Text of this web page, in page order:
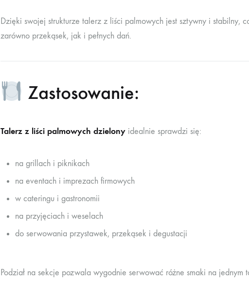
Dzięki swojej strukturze talerz z liści palmowych jest sztywny i stabilny,
zarówno przekąsek, jak i pełnych dań.
Zastosowanie:
Talerz z liści palmowych dzielony idealnie sprawdzi się:
na grillach i piknikach
na eventach i imprezach firmowych
w cateringu i gastronomii
na przyjęciach i weselach
do serwowania przystawek, przekąsek i degustacji
Podział na sekcje pozwala wygodnie serwować różne smaki na jednym